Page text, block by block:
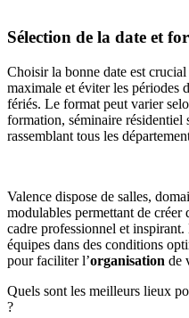
Sélection de la date et
Choisir la bonne date est
maximale et éviter les périodes
fériés. Le format peut varier
formation, séminaire
rassemblant tous les
Valence dispose de salles,
modulables permettant de créer
cadre professionnel et inspirant.
équipes dans des conditions
pour faciliter l’organisation de
Quels sont les meilleurs lieux
?